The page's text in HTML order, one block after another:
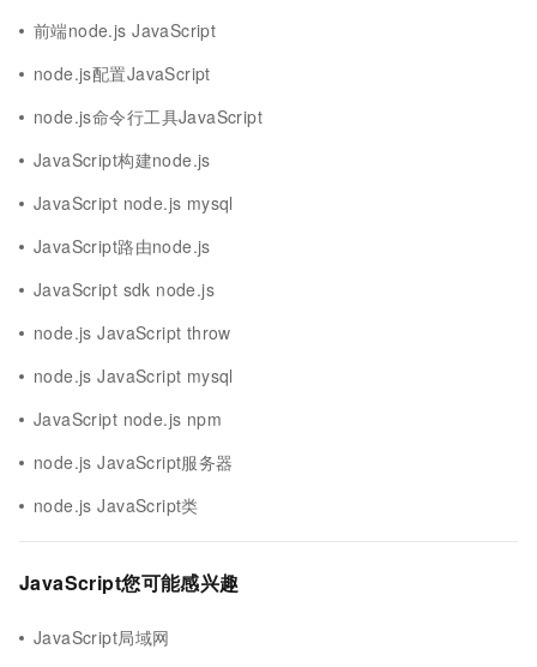
前端node.js JavaScript
node.js配置JavaScript
node.js命令行工具JavaScript
JavaScript构建node.js
JavaScript node.js mysql
JavaScript路由node.js
JavaScript sdk node.js
node.js JavaScript throw
node.js JavaScript mysql
JavaScript node.js npm
node.js JavaScript服务器
node.js JavaScript类
JavaScript您可能感兴趣
JavaScript局域网